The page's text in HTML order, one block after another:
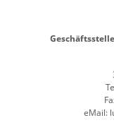
eMail: